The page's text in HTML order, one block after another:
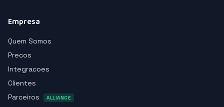
Empresa
Quem Somos
Precos
Integracoes
Clientes
Parceiros
ALLIANCE